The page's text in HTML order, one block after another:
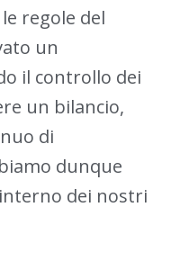
regole del
un
il controllo dei
un bilancio,
di
dunque
dei nostri